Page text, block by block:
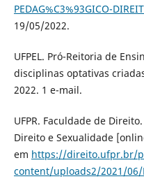
PEDAG%C3%93GICO-
19/05/2022.
UFPEL. Pró-Reitoria de
disciplinas optativas
2022. 1 e-mail.
UFPR. Faculdade de
Direito e Sexualidade
em https://direito.ufpr.br/
content/uploads2/2021/06/